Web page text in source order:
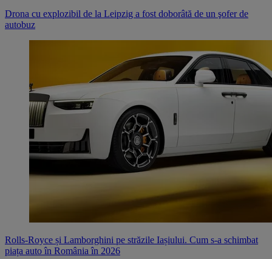
Drona cu explozibil de la Leipzig a fost doborâtă de un şofer de
autobuz
Rolls-Royce și Lamborghini pe străzile Iașiului. Cum s-a schimbat
piața auto în România în 2026